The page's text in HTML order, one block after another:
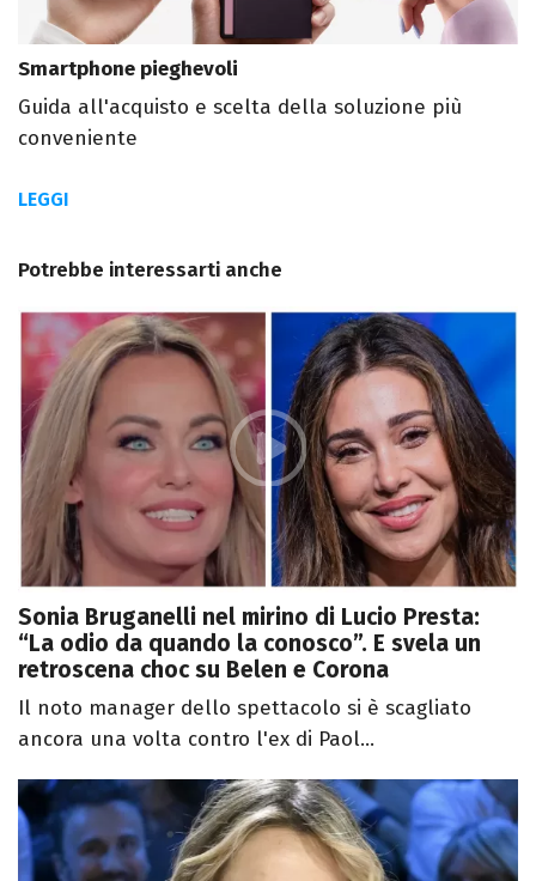
Smartphone pieghevoli
Guida all'acquisto e scelta della soluzione più
conveniente
LEGGI
Potrebbe interessarti anche
Sonia Bruganelli nel mirino di Lucio Presta:
“La odio da quando la conosco”. E svela un
retroscena choc su Belen e Corona
Il noto manager dello spettacolo si è scagliato
ancora una volta contro l'ex di Paol...